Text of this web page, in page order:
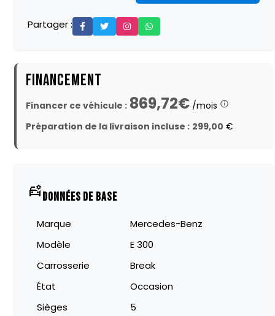
Partager :
FINANCEMENT
Financer ce véhicule : 869,72€/mois
Préparation de la livraison incluse : 299,00 €
DONNÉES DE BASE
Marque
Mercedes-Benz
Modèle
E 300
Carrosserie
Break
État
Occasion
Sièges
5